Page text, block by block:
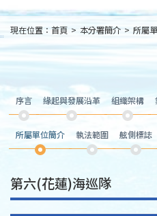
:::
現在位置： 首頁 > 本分署簡介 > 所屬
序言 緣起與發展沿革 組織架構
所屬單位簡介 執法範圍 舷側標誌
第六(花蓮)海巡隊